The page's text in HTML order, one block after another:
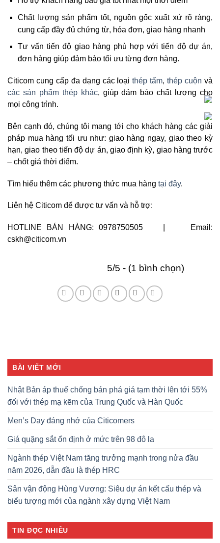
Chất lượng sản phẩm tốt, nguồn gốc xuất xứ rõ ràng,
cung cấp đầy đủ chứng từ, hóa đơn, giao hàng nhanh
Tư vấn tiến độ giao hàng phù hợp với tiến độ dự án,
đơn hàng giúp đảm bảo tối ưu từng đơn hàng.
Citicom cung cấp đa dạng các loạithép tấm,thép cuộn và
các sản phẩm thép khác, giúp đảm bảo chất lượng cho
mọi công trình.
Bên cạnh đó, chúng tôi mang tới cho khách hàng các giải
pháp mua hàng tối ưu như: giao hàng ngay, giao theo kỳ
hạn, giao theo tiến độ dự án, giao định kỳ, giao hàng trước
– chốt giá thời điểm.
Tìm hiểu thêm các phương thức mua hàng tại đây.
Liên hệ Citicom để được tư vấn và hỗ trợ:
HOTLINE BÁN HÀNG: 0978750505 | Email:
cskh@citicom.vn
5/5 - (1 bình chọn)
BÀI VIẾT MỚI
Nhật Bản áp thuế chống bán phá giá tạm thời lên tới 55%
đối với thép mạ kẽm của Trung Quốc và Hàn Quốc
Men’s Day đáng nhớ của Citicomers
Giá quặng sắt ổn định ở mức trên 98 đô la
Ngành thép Việt Nam tăng trưởng mạnh trong nửa đầu
năm 2026, dẫn đầu là thép HRC
Sân vận động Hùng Vương: Siêu dự án kết cấu thép và
biểu tượng mới của ngành xây dựng Việt Nam
TIN ĐỌC NHIỀU